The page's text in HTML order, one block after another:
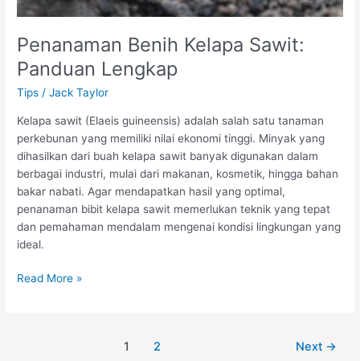
Penanaman Benih Kelapa Sawit:
Panduan Lengkap
Tips /Jack Taylor
Kelapa sawit (Elaeis guineensis) adalah salah satu tanaman
perkebunan yang memiliki nilai ekonomi tinggi. Minyak yang
dihasilkan dari buah kelapa sawit banyak digunakan dalam
berbagai industri, mulai dari makanan, kosmetik, hingga bahan
bakar nabati. Agar mendapatkan hasil yang optimal,
penanaman bibit kelapa sawit memerlukan teknik yang tepat
dan pemahaman mendalam mengenai kondisi lingkungan yang
ideal.
Penanaman
Read More »
1 2 Next →